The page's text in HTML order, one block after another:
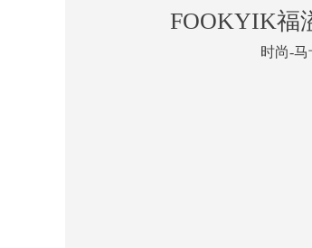
FOOKYIK福
时尚-